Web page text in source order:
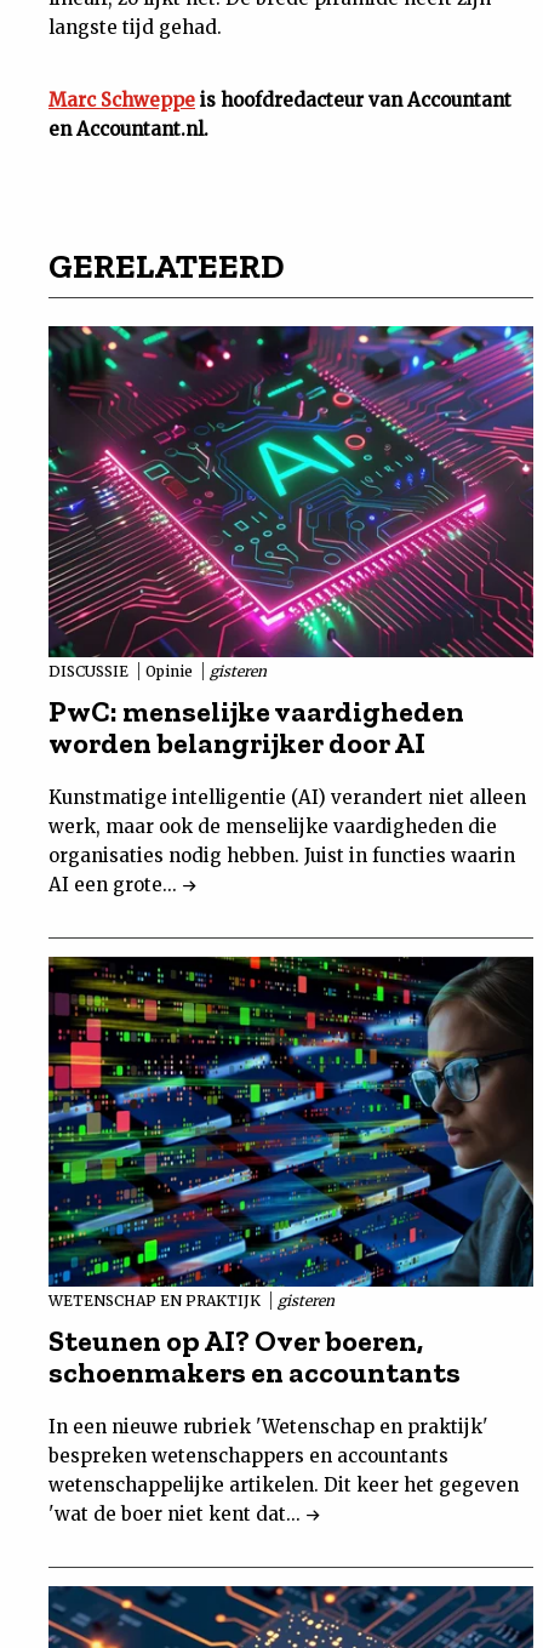
langste tijd gehad.
Marc Schweppe is hoofdredacteur van Accountant
en Accountant.nl.
GERELATEERD
DISCUSSIE Opinie gisteren
PwC: menselijke vaardigheden
worden belangrijker door AI
Kunstmatige intelligentie (AI) verandert niet alleen
werk, maar ook de menselijke vaardigheden die
organisaties nodig hebben. Juist in functies waarin
AI een grote...
WETENSCHAP EN PRAKTIJK gisteren
Steunen op AI? Over boeren,
schoenmakers en accountants
In een nieuwe rubriek 'Wetenschap en praktijk'
bespreken wetenschappers en accountants
wetenschappelijke artikelen. Dit keer het gegeven
'wat de boer niet kent dat...